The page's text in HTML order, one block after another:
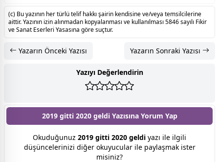
(c) Bu yazının her türlü telif hakkı şairin kendisine ve/veya temsilcilerine
aittir. Yazının izin alınmadan kopyalanması ve kullanılması 5846 sayılı Fikir
ve Sanat Eserleri Yasasına göre suçtur.
Yazarın Önceki Yazısı Yazarın Sonraki Yazısı
Yazıyı Değerlendirin
2019 gitti 2020 geldi Yazısına Yorum Yap
Okuduğunuz 2019 gitti 2020 geldi yazı ile ilgili
düşüncelerinizi diğer okuyucular ile paylaşmak ister
misiniz?